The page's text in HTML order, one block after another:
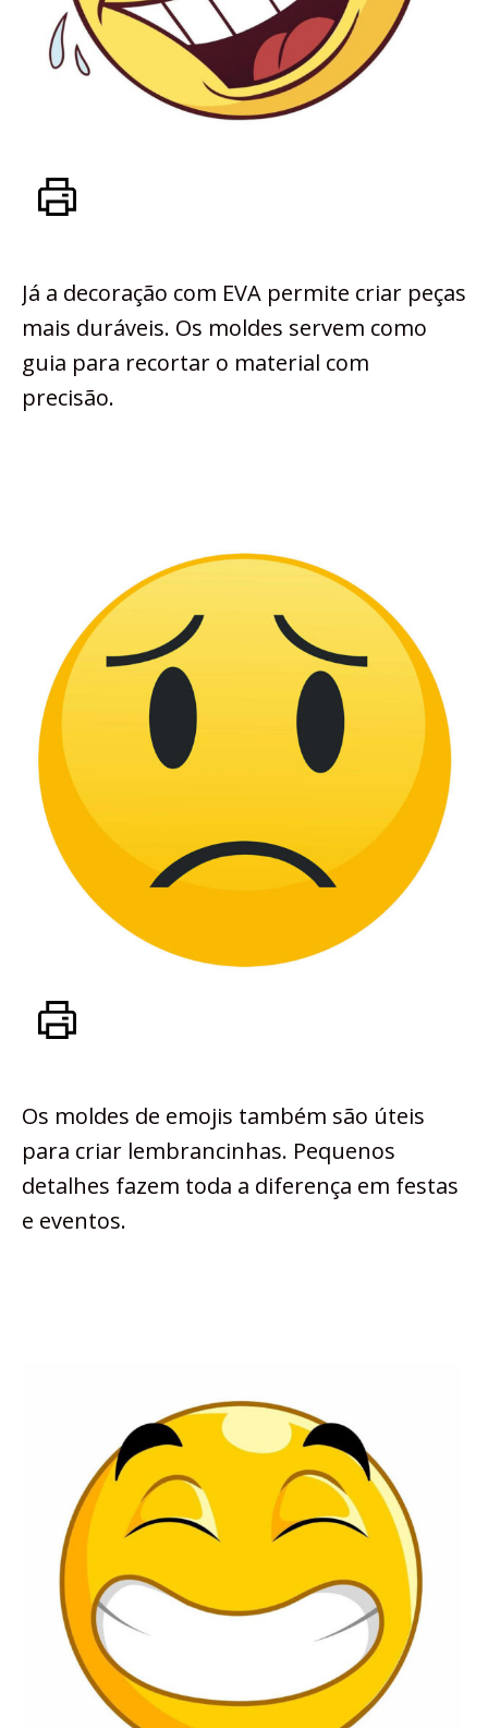
Já a decoração com EVA permite criar peças
mais duráveis. Os moldes servem como
guia para recortar o material com
precisão.
Os moldes de emojis também são úteis
para criar lembrancinhas. Pequenos
detalhes fazem toda a diferença em festas
e eventos.